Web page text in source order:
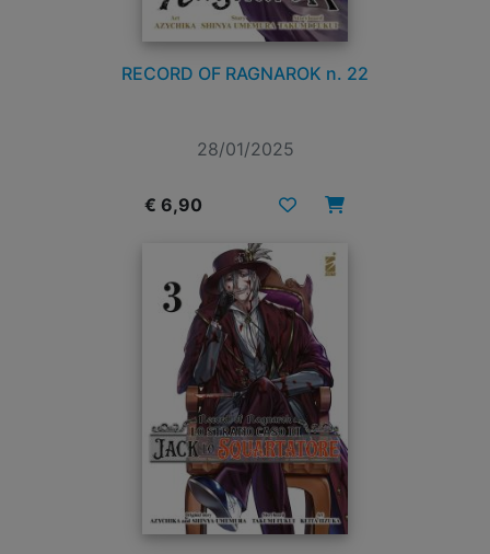
RECORD OF RAGNAROK n. 22
28/01/2025
€ 6,90